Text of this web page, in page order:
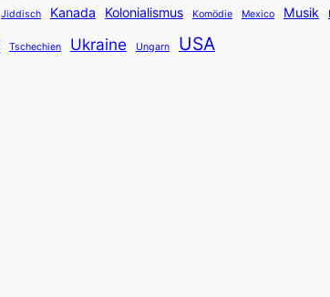
Jiddisch Kanada Kolonialismus Komödie Mexico Musik
Tschechien Ukraine Ungarn USA